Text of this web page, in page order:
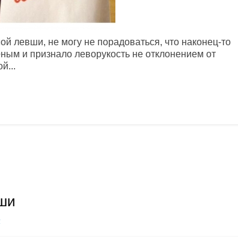
левши, не могу не порадоваться, что наконец-то
и признало леворукость не отклонением от